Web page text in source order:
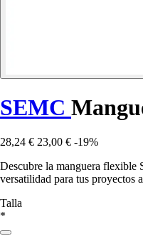
SEMC
28,24 € 23,00 € -19%
Descubre la manguera flexible
versatilidad para tus proyectos
Talla
*